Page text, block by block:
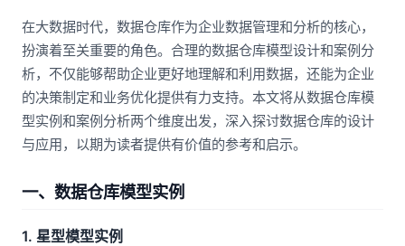
在大数据时代，数据仓库作为企业数据管理和分析的核心，
扮演着至关重要的角色。合理的数据仓库模型设计和案例分
析，不仅能够帮助企业更好地理解和利用数据，还能为企业
的决策制定和业务优化提供有力支持。本文将从数据仓库模
型实例和案例分析两个维度出发，深入探讨数据仓库的设计
与应用，以期为读者提供有价值的参考和启示。
一、数据仓库模型实例
1. 星型模型实例